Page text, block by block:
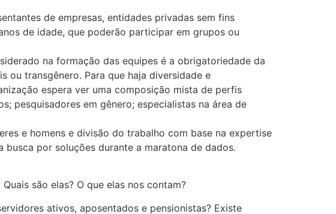
de empresas, entidades privadas sem fins
de idade, que poderão participar em grupos ou
na formação das equipes é a obrigatoriedade da
ou transgênero. Para que haja diversidade e
espera ver uma composição mista de perfis
pesquisadores em gênero; especialistas na área de
e homens e divisão do trabalho com base na expertise
por soluções durante a maratona de dados.
são elas? O que elas nos contam?
ativos, aposentados e pensionistas? Existe